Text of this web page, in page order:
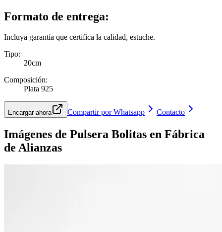
Formato de entrega:
Incluya garantía que certifica la calidad, estuche.
Tipo:
20cm
Composición:
Plata 925
Encargar ahora Compartir por Whatsapp Contacto
Imágenes de Pulsera Bolitas en Fábrica
de Alianzas